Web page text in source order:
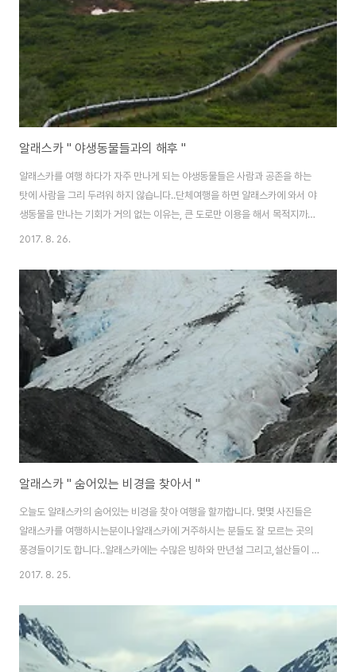
알래스카 " 야생동물들과의 해후 "
알래스카를 여행 하다가 자주 만나게 되는 야생동물들은 사람과 공존을 하는
탓에 사람을 그리 두려워 하지 않습니다..단체여행을 하면 알래스카에 와서 야
생동물을 만나는 기회가 거의 없는 이유는, 큰 도로만 이용을 해서 목적지까지
주야장창 달리기만 하니기회가 없기도 합니다..곰,독수리,산양,토끼,무스,사슴
나기도합니다..물론, 연어야 흔하니 어디서든지 쉽게 볼 수 있습니다.그러나, 단
체관광을 하면 하다못해 연어도 힘들게겨우 볼 수 있기도 합니다..오늘은 툰드
라에서 만나는 야생동물들을 소개합니다. ..북극에서 채취한 원유를 남쪽 발데
즈까지 송유관을 통해수송을 합니다.알래스카를 소개할때 이 장소에서 찍은 사
진이 많이 등장을 합니다. . .허허..
2017. 8. 26.
알래스카 " 숨어있는 비경을 찾아서 "
오늘도 알래스카의 숨어있는 비경을 찾아 여행을 할까합니다. 몇몇 사진들은
알래스카를 여행하시는분이나알래스카에 거주하시는 분들도 잘 모르는 곳의
풍경들이기도 합니다..알래스카에는 수많은 빙하와 만년설 그리고,설산들이 많
이 있습니다.전국적으로 분포가 되어있어 어디를 가도 빙하를 만나 볼 수 있으
도 추운지역임에도 불구하고, 빙하가 존재하지 않은 지역으로유명합니다..자!
그럼 오늘도 아름다운 알래스카를 만나러 갑니다. ..거의 다 녹아버려 이제 한참
을 걸어 올라가야 빙하를 만날 수 있습니다. . .발데즈 가는 길목에 있는 빙하입
니다. . .이동거리가 장거리인지라 화장실은 필수로 지어져 있습니다.알래스카
2017. 8. 25.